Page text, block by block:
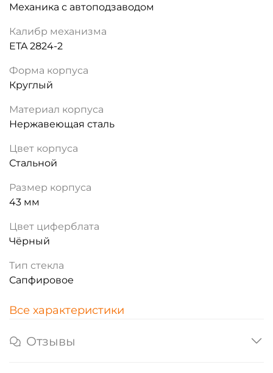
Механика с автоподзаводом
Калибр механизма
ETA 2824-2
Форма корпуса
Круглый
Материал корпуса
Нержавеющая сталь
Цвет корпуса
Стальной
Размер корпуса
43 мм
Цвет циферблата
Чёрный
Тип стекла
Сапфировое
Все характеристики
Отзывы